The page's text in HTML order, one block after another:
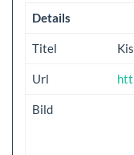
Details
Titel
Url
Bild